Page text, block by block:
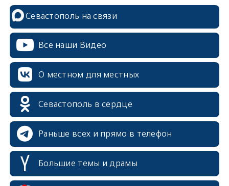
Севастополь на связи
Все наши Видео
О местном для местных
Севастополь в сердце
Раньше всех и прямо в телефон
Большие темы и драмы
erid: 2SDnjcrDNw6